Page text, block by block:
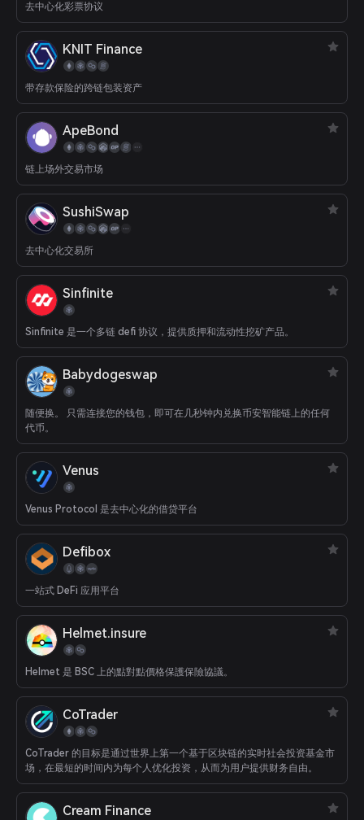
去中心化彩票协议
KNIT Finance
带存款保险的跨链包装资产
ApeBond
链上场外交易市场
SushiSwap
去中心化交易所
Sinfinite
Sinfinite 是一个多链 defi 协议，提供质押和流动性挖矿产品。
Babydogeswap
随便换。 只需连接您的钱包，即可在几秒钟内兑换币安智能链上的任何
代币。
Venus
Venus Protocol 是去中心化的借贷平台
Defibox
一站式 DeFi 应用平台
Helmet.insure
Helmet 是 BSC 上的點對點價格保護保險協議。
CoTrader
CoTrader 的目标是通过世界上第一个基于区块链的实时社会投资基金市
场，在最短的时间内为每个人优化投资，从而为用户提供财务自由。
Cream Finance